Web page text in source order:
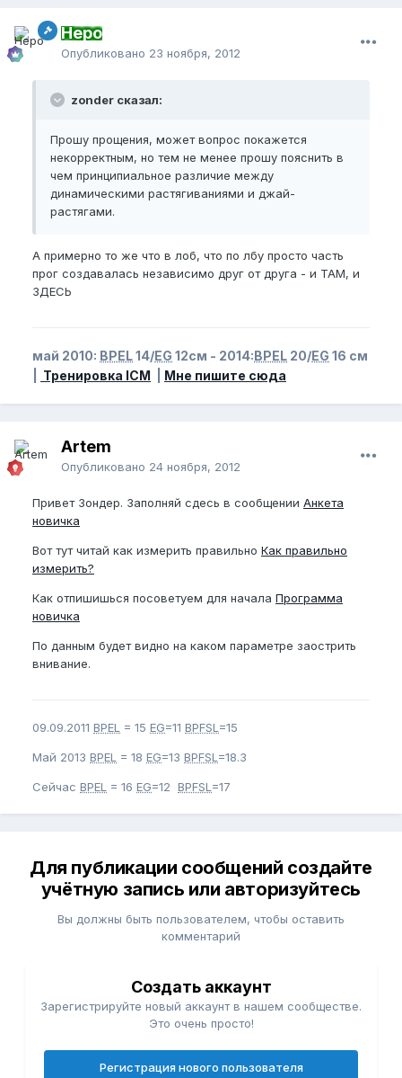
Неро
Опубликовано 23 ноября, 2012
zonder сказал:
Прошу прощения, может вопрос покажется
некорректным, но тем не менее прошу пояснить в
чем принципиальное различие между
динамическими растягиваниями и джай-
растягами.
А примерно то же что в лоб, что по лбу просто часть
прог создавалась независимо друг от друга - и ТАМ, и
ЗДЕСЬ
май 2010: BPEL14/EG 12см - 2014:BPEL 20/EG 16 см
Тренировка ICM Мне пишите сюда
Artem
Опубликовано 24 ноября, 2012
Привет Зондер. Заполняй сдесь в сообщении Анкета
новичка
Вот тут читай как измерить правильно Как правильно
измерить?
Как отпишишься посоветуем для начала Программа
новичка
По данным будет видно на каком параметре заострить
внивание.
09.09.2011 BPEL = 15 EG=11 BPFSL =15
Май 2013 BPEL = 18 EG=13 BPFSL =18.3
Сейчас BPEL = 16 EG=12 BPFSL =17
Для публикации сообщений создайте
учётную запись или авторизуйтесь
Вы должны быть пользователем, чтобы оставить
комментарий
Создать аккаунт
Зарегистрируйте новый аккаунт в нашем сообществе.
Это очень просто!
Регистрация нового пользователя